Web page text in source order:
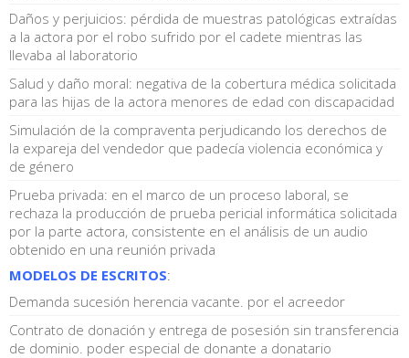
Daños y perjuicios: pérdida de muestras patológicas extraídas
a la actora por el robo sufrido por el cadete mientras las
llevaba al laboratorio
Salud y daño moral: negativa de la cobertura médica solicitada
para las hijas de la actora menores de edad con discapacidad
Simulación de la compraventa perjudicando los derechos de
la expareja del vendedor que padecía violencia económica y
de género
Prueba privada: en el marco de un proceso laboral, se
rechaza la producción de prueba pericial informática solicitada
por la parte actora, consistente en el análisis de un audio
obtenido en una reunión privada
MODELOS DE ESCRITOS:
Demanda sucesión herencia vacante. por el acreedor
Contrato de donación y entrega de posesión sin transferencia
de dominio. poder especial de donante a donatario